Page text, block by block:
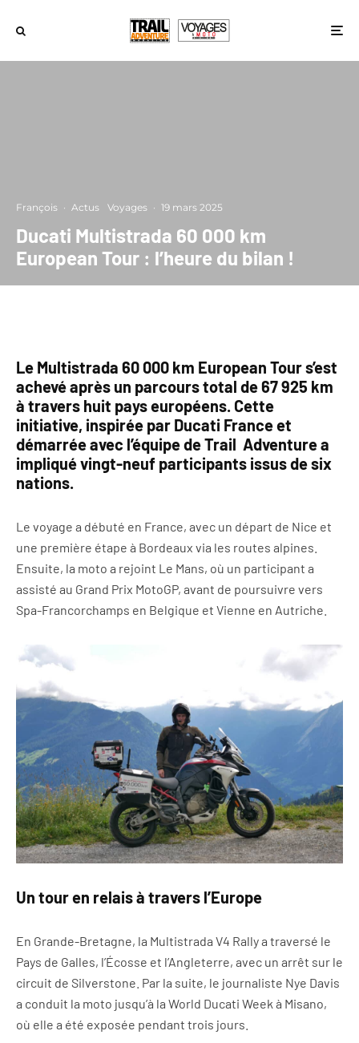
François · Actus Voyages · 19 mars 2025
Ducati Multistrada 60 000 km
European Tour : l’heure du bilan !
Le Multistrada 60 000 km European Tour s’est
achevé après un parcours total de 67 925 km
à travers huit pays européens. Cette
initiative, inspirée par Ducati France et
démarrée avec l’équipe de Trail Adventure a
impliqué vingt-neuf participants issus de six
nations.
Le voyage a débuté en France, avec un départ de Nice et
une première étape à Bordeaux via les routes alpines.
Ensuite, la moto a rejoint Le Mans, où un participant a
assisté au Grand Prix MotoGP, avant de poursuivre vers
Spa-Francorchamps en Belgique et Vienne en Autriche.
Un tour en relais à travers l’Europe
En Grande-Bretagne, la Multistrada V4 Rally a traversé le
Pays de Galles, l’Écosse et l’Angleterre, avec un arrêt sur le
circuit de Silverstone. Par la suite, le journaliste Nye Davis
a conduit la moto jusqu’à la World Ducati Week à Misano,
où elle a été exposée pendant trois jours.